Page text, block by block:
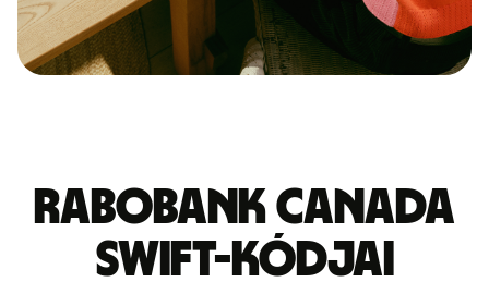
RABOBANK CANADA
SWIFT-kódjai